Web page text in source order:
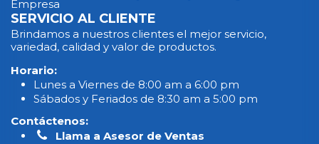
Empresa
SERVICIO AL CLIENTE
Brindamos a nuestros clientes el mejor servicio,
variedad, calidad y valor de productos.
Horario:
Lunes a Viernes de 8:00 am a 6:00 pm
Sábados y Feriados de 8:30 am a 5:00 pm
Contáctenos:
Llama a Asesor de Ventas